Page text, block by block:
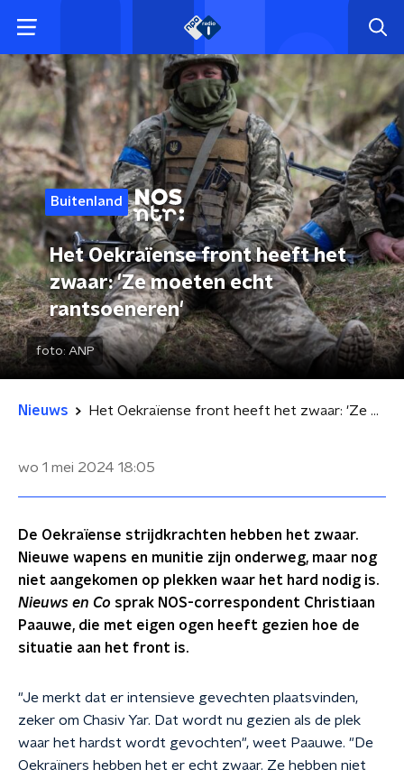
Buitenland
Het Oekraïense front heeft het
zwaar: 'Ze moeten echt
rantsoeneren'
foto: ANP
Nieuws Het Oekraïense front heeft het zwaar: 'Ze moeten echt rantsoeneren'
wo 1 mei 2024 18:05
De Oekraïense strijdkrachten hebben het zwaar.
Nieuwe wapens en munitie zijn onderweg, maar nog
niet aangekomen op plekken waar het hard nodig is.
Nieuws en Co sprak NOS-correspondent Christiaan
Paauwe, die met eigen ogen heeft gezien hoe de
situatie aan het front is.
"Je merkt dat er intensieve gevechten plaatsvinden,
zeker om Chasiv Yar. Dat wordt nu gezien als de plek
waar het hardst wordt gevochten", weet Paauwe. "De
Oekraïners hebben het er echt zwaar. Ze hebben niet